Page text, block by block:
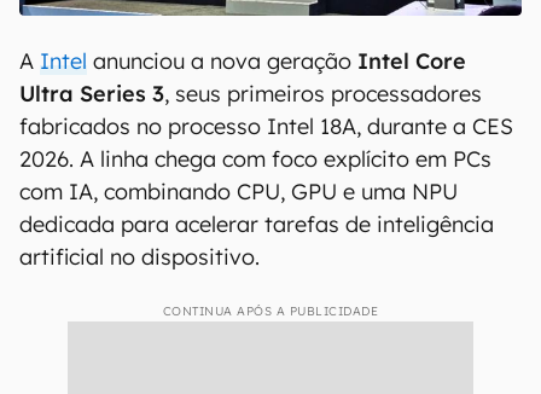
A Intel anunciou a nova geração Intel Core
Ultra Series 3, seus primeiros processadores
fabricados no processo Intel 18A, durante a CES
2026. A linha chega com foco explícito em PCs
com IA, combinando CPU, GPU e uma NPU
dedicada para acelerar tarefas de inteligência
artificial no dispositivo.
CONTINUA APÓS A PUBLICIDADE